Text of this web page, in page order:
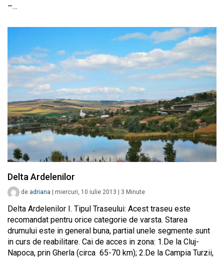
–…
Delta Ardelenilor
de adriana miercuri, 10 iulie 2013 3 Minute
Delta Ardelenilor I. Tipul Traseului: Acest traseu este
recomandat pentru orice categorie de varsta. Starea
drumului este in general buna, partial unele segmente sunt
in curs de reabilitare. Cai de acces in zona: 1.De la Cluj-
Napoca, prin Gherla (circa 65-70 km); 2.De la Campia Turzii,